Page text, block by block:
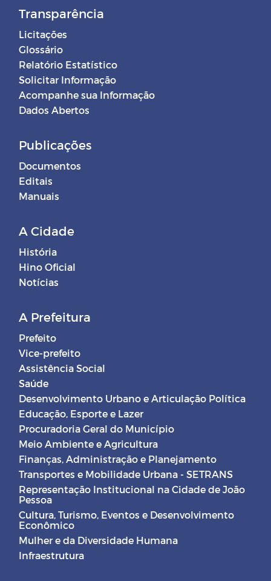
Transparência
Licitações
Glossário
Relatório Estatístico
Solicitar Informação
Acompanhe sua Informação
Dados Abertos
Publicações
Documentos
Editais
Manuais
A Cidade
História
Hino Oficial
Notícias
A Prefeitura
Prefeito
Vice-prefeito
Assistência Social
Saúde
Desenvolvimento Urbano e Articulação Política
Educação, Esporte e Lazer
Procuradoria Geral do Município
Meio Ambiente e Agricultura
Finanças, Administração e Planejamento
Transportes e Mobilidade Urbana - SETRANS
Representação Institucional na Cidade de João
Pessoa
Cultura, Turismo, Eventos e Desenvolvimento
Econômico
Mulher e da Diversidade Humana
Infraestrutura